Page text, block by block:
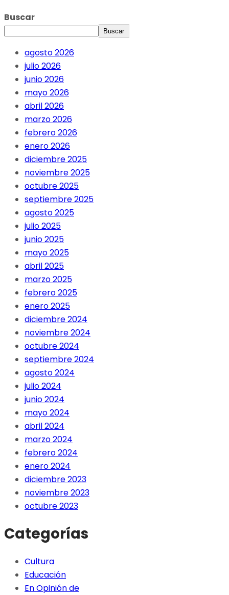
Buscar
Buscar
agosto 2026
julio 2026
junio 2026
mayo 2026
abril 2026
marzo 2026
febrero 2026
enero 2026
diciembre 2025
noviembre 2025
octubre 2025
septiembre 2025
agosto 2025
julio 2025
junio 2025
mayo 2025
abril 2025
marzo 2025
febrero 2025
enero 2025
diciembre 2024
noviembre 2024
octubre 2024
septiembre 2024
agosto 2024
julio 2024
junio 2024
mayo 2024
abril 2024
marzo 2024
febrero 2024
enero 2024
diciembre 2023
noviembre 2023
octubre 2023
Categorías
Cultura
Educación
En Opinión de